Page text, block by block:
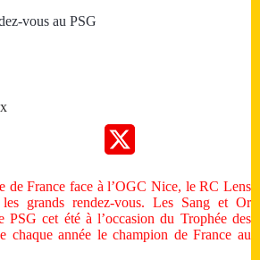
vous au PSG
de France face à l’OGC Nice, le RC Lens
grands rendez‑vous. Les Sang et Or
PSG cet été à l’occasion du Trophée des
chaque année le champion de France au